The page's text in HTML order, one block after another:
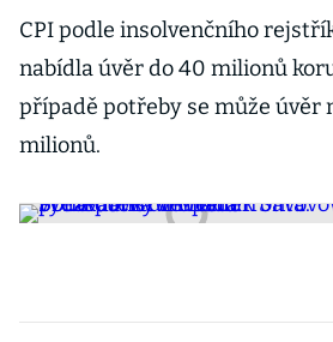
CPI podle insolvenčního
nabídla úvěr do 40 milionů
případě potřeby se může úvěr
milionů.